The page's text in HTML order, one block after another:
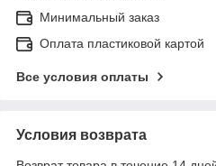
Минимальный заказ
Оплата пластиковой картой
Все условия оплаты
Условия возврата